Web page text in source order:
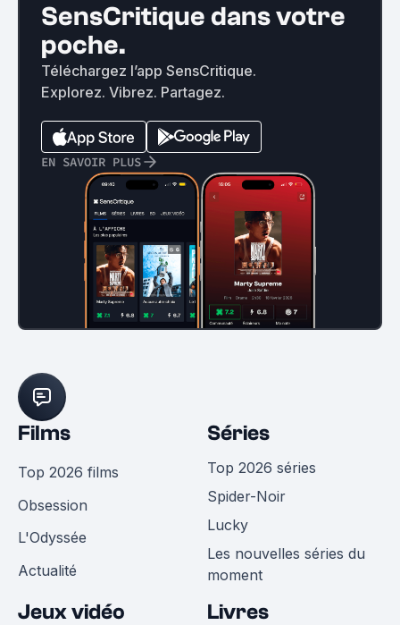
SensCritique dans votre
poche.
Téléchargez l’app SensCritique.
Explorez. Vibrez. Partagez.
EN SAVOIR PLUS
Films
Top 2026 films
Obsession
L'Odyssée
Actualité
Séries
Top 2026 séries
Spider-Noir
Lucky
Les nouvelles séries du
moment
Jeux vidéo Livres